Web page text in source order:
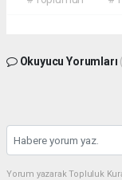
Okuyucu Yorumları
Yorum yazarak Topluluk